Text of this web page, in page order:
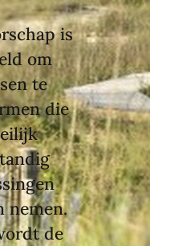
is
om
te
die
nemen.
de